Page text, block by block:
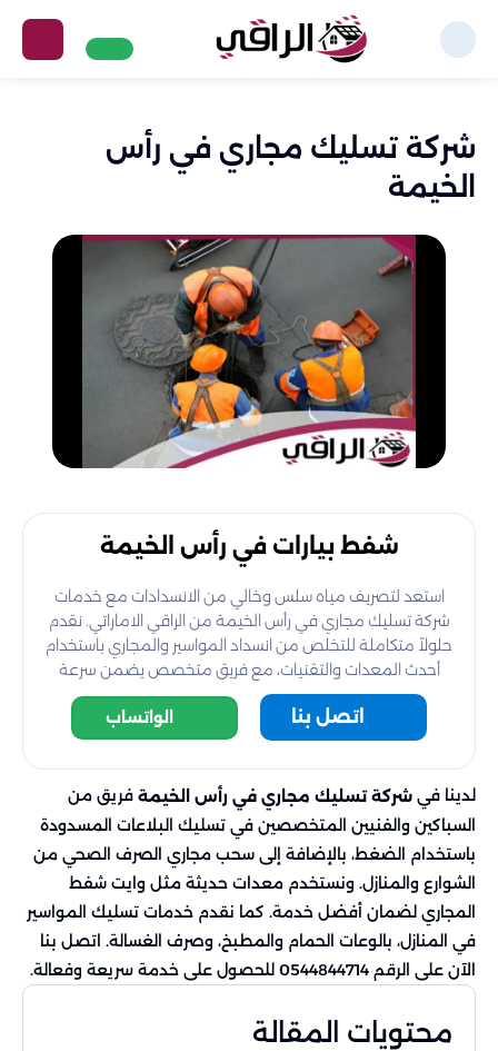
شركة تسليك مجاري في رأس
الخيمة
شفط بيارات في رأس الخيمة
استعد لتصريف مياه سلس وخالي من الانسدادات مع خدمات
شركة تسليك مجاري في رأس الخيمة من الراقي الاماراتي. نقدم
حلولاً متكاملة للتخلص من انسداد المواسير والمجاري باستخدام
أحدث المعدات والتقنيات، مع فريق متخصص يضمن سرعة
الإنجاز ودقة العمل. تمتع ببيئة نظيفة وصحية داخل منزلك أو
منشأتك دون أي قلق من مشاكل الانسدادات المستقبلية.
اتصل بنا الواتساب
لدينا في شركة تسليك مجاري في رأس الخيمة فريق من
السباكين والفنيين المتخصصين في تسليك البلاعات المسدودة
باستخدام الضغط، بالإضافة إلى سحب مجاري الصرف الصحي من
الشوارع والمنازل. ونستخدم معدات حديثة مثل وايت شفط
المجاري لضمان أفضل خدمة. كما نقدم خدمات تسليك المواسير
في المنازل، بالوعات الحمام والمطبخ، وصرف الغسالة. اتصل بنا
الآن على الرقم 0544844714 للحصول على خدمة سريعة وفعالة.
محتويات المقالة